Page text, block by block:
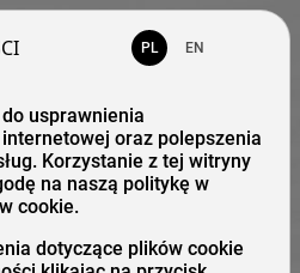
PL EN
usprawnienia
oraz polepszenia
Korzystanie z tej witryny
na naszą politykę w
cookie.
dotyczące plików cookie